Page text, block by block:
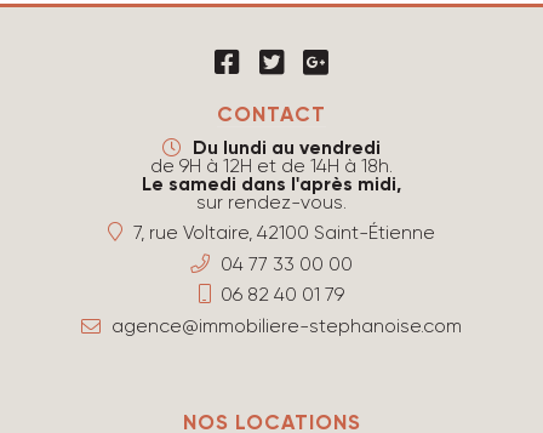
CONTACT
Du lundi au vendredi
de 9H à 12H et de 14H à 18h.
Le samedi dans l'après midi,
sur rendez-vous.
7, rue Voltaire, 42100 Saint-Étienne
04 77 33 00 00
06 82 40 01 79
agence@immobiliere-stephanoise.com
NOS LOCATIONS